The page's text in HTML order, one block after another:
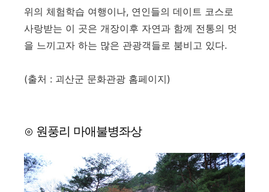
위의 체험학습 여행이나, 연인들의 데이트 코스로
사랑받는 이 곳은 개장이후 자연과 함께 전통의 멋
을 느끼고자 하는 많은 관광객들로 붐비고 있다.
(출처 : 괴산군 문화관광 홈페이지)
⊙ 원풍리 마애불병좌상